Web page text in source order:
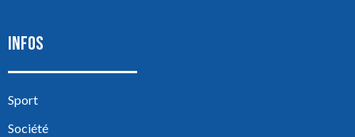
INFOS
Sport
Société